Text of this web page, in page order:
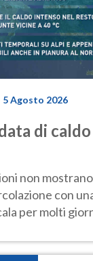
5 Agosto 2026
di
non
con
per molti